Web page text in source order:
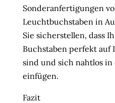
Sonderanfertigungen
Leuchtbuchstaben in
Sie sicherstellen, dass
Buchstaben perfekt auf
sind und sich nahtlos in
einfügen.
Fazit